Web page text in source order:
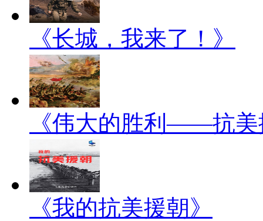
《长城，我来了！》
《伟大的胜利——抗
《我的抗美援朝》